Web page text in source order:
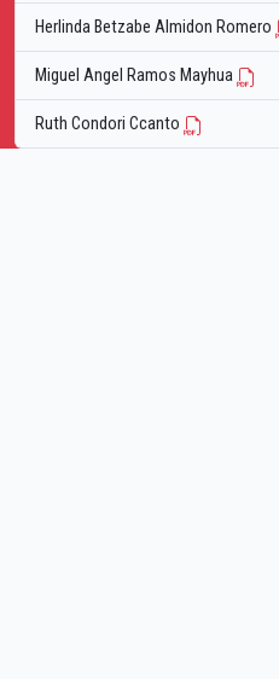
Herlinda Betzabe Almidon Romero
Miguel Angel Ramos Mayhua
Ruth Condori Ccanto